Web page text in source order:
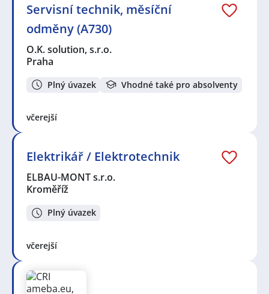
Servisní technik, měsíční
odměny (A730)
O.K. solution, s.r.o.
Praha
Plný úvazek Vhodné také pro absolventy
včerejší
Elektrikář / Elektrotechnik
ELBAU-MONT s.r.o.
Kroměříž
Plný úvazek
včerejší